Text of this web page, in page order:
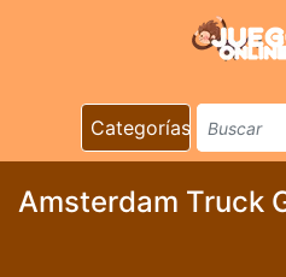
Categorías
Amsterdam Truck